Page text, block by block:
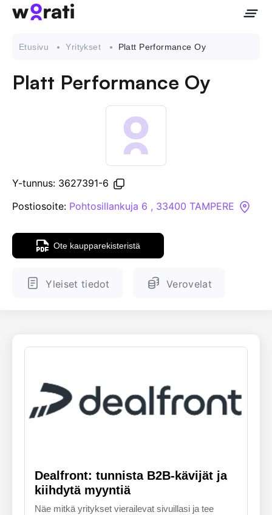
API
Pakotehaku
Etusivu Yritykset Platt Performance Oy
Platt Performance Oy
Y-tunnus: 3627391-6
Postiosoite: Pohtosillankuja 6 , 33400 TAMPERE
Ote kaupparekisteristä
Yleiset tiedot Verovelat
Dealfront: tunnista B2B-kävijät ja
kiihdytä myyntiä
Näe mitkä yritykset vierailevat sivuillasi ja tee